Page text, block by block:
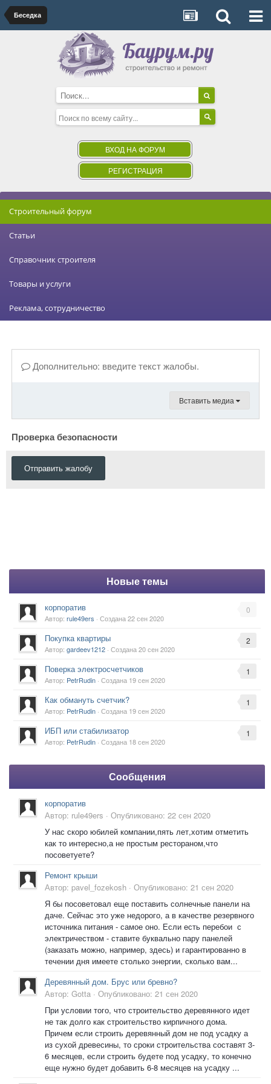
Беседка
ВХОД НА ФОРУМ
РЕГИСТРАЦИЯ
Строительный форум
Статьи
Справочник строителя
Товары и услуги
Реклама, сотрудничество
Дополнительно: введите текст жалобы.
Вставить медиа
Проверка безопасности
Отправить жалобу
Новые темы
0
корпоратив
Автор: rule49ers · Создана22 сен 2020
2
Покупка квартиры
Автор: gardeev1212 · Создана20 сен 2020
1
Поверка электросчетчиков
Автор: PetrRudin · Создана 19 сен 2020
1
Как обмануть счетчик?
Автор: PetrRudin · Создана 19 сен 2020
1
ИБП или стабилизатор
Автор: PetrRudin · Создана 18 сен 2020
Сообщения
корпоратив
Автор: rule49ers · Опубликовано: 22 сен 2020
У нас скоро юбилей компании,пять лет,хотим отметить
как то интересно,а не простым рестораном,что
посоветуете?
Ремонт крыши
Автор: pavel_fozekosh · Опубликовано: 21 сен 2020
Я бы посоветовал еще поставить солнечные панели на
даче. Сейчас это уже недорого, а в качестве резервного
источника питания - самое оно. Если есть перебои с
электричеством - ставите буквально пару панелей
(заказать можно, например, здесь) и гарантированно в
течении дня имеете столько энергии, сколько вам...
Деревянный дом. Брус или бревно?
Автор: Gotta · Опубликовано: 21 сен 2020
При условии того, что строительство деревянного идет
не так долго как строительство кирпичного дома.
Причем если строить деревянный дом не под усадку а
из сухой древесины, то сроки строительства составят 3-
6 месяцев, если строить будете под усадку, то конечно
еще нужно будет добавить 6-8 месяцев на усадку ...